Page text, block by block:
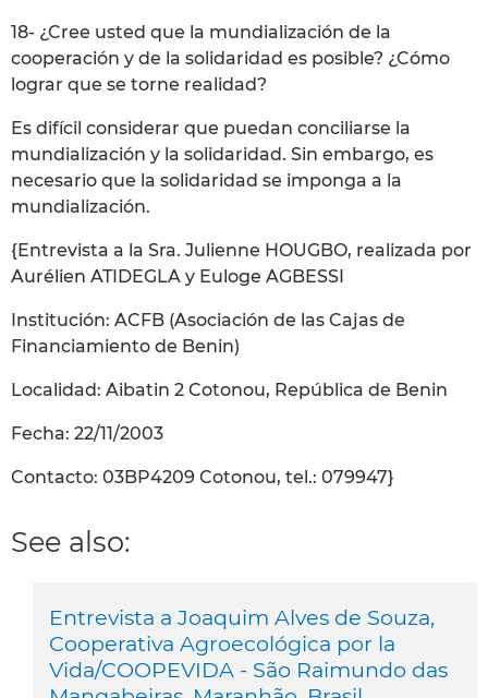
18- ¿Cree usted que la mundialización de la
cooperación y de la solidaridad es posible? ¿Cómo
lograr que se torne realidad?
Es difícil considerar que puedan conciliarse la
mundialización y la solidaridad. Sin embargo, es
necesario que la solidaridad se imponga a la
mundialización.
{Entrevista a la Sra. Julienne HOUGBO, realizada por
Aurélien ATIDEGLA y Euloge AGBESSI
Institución: ACFB (Asociación de las Cajas de
Financiamiento de Benin)
Localidad: Aibatin 2 Cotonou, República de Benin
Fecha: 22/11/2003
Contacto: 03BP4209 Cotonou, tel.: 079947}
See also:
Entrevista a Joaquim Alves de Souza,
Cooperativa Agroecológica por la
Vida/COOPEVIDA - São Raimundo das